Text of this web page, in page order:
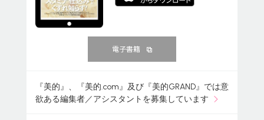
電子書籍
『美的』、『美的.com』及び『美的GRAND』では意
欲ある編集者／アシスタントを募集しています